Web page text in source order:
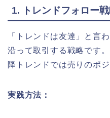
1. トレンドフォロー
「トレンドは友達」と言
沿って取引する戦略です
降トレンドでは売りのポ
実践方法：